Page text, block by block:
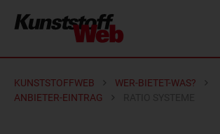
KUNSTSTOFFWEB
WER-BIETET-WAS?
ANBIETER-EINTRAG